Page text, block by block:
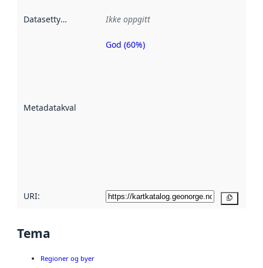
Datasettype Ikke oppgitt
Metadatakvalitet
Metadatakvalitet
God (60%)
URI:
Tema
Regioner og byer